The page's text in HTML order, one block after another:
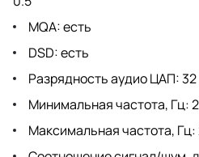
MQA: есть
DSD: есть
Разрядность аудио ЦАП: 32
Минимальная частота, Гц:
Максимальная частота,